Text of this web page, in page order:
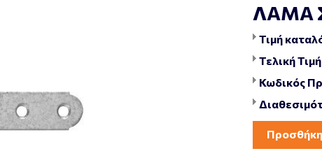
ΛΑΜΑ
Τιμή
Τελική
Κωδικός